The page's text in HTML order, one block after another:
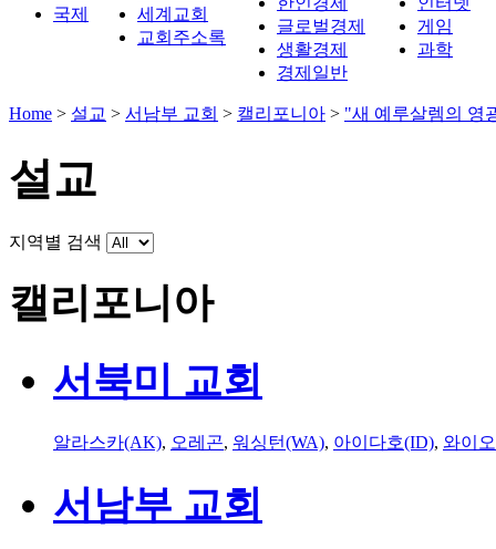
국제
세계교회
교회주소록
글로벌경제
생활경제
경제일반
게임
과학
Home > 설교 > 서남부 교회 > 캘리포니아 > "새 예루살렘의 영
설교
지역별 검색
캘리포니아
서북미 교회
알라스카(AK), 오레곤, 워싱턴(WA), 아이다호(ID), 와이
서남부 교회